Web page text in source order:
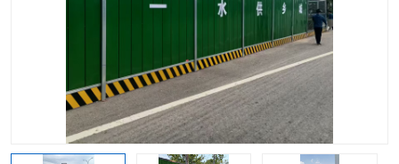
生产加工单板复合围挡 市